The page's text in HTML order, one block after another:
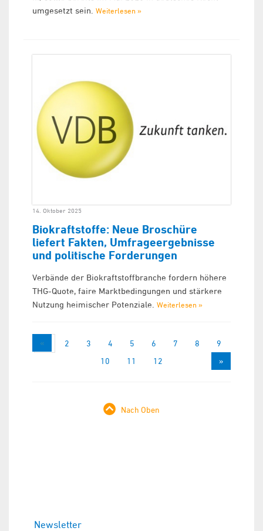
umgesetzt sein. Weiterlesen »
14. Oktober 2025
Biokraftstoffe: Neue Broschüre
liefert Fakten, Umfrageergebnisse
und politische Forderungen
Verbände der Biokraftstoffbranche fordern höhere
THG-Quote, faire Marktbedingungen und stärkere
Nutzung heimischer Potenziale. Weiterlesen »
«1 2 3 4 5 6 7 8
9
10
11 12 »
Nach Oben
Newsletter